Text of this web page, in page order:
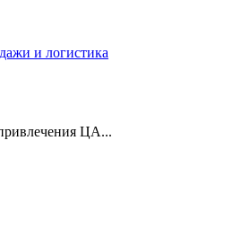
и логистика
ЦА...